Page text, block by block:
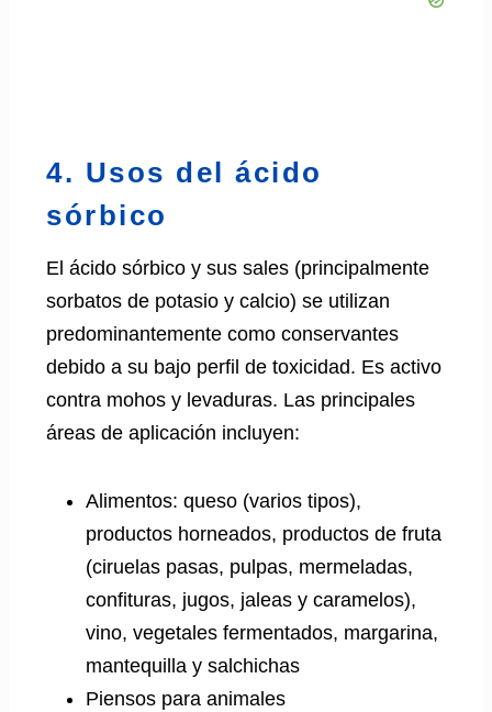
4. Usos del ácido
sórbico
El ácido sórbico y sus sales (principalmente
sorbatos de potasio y calcio) se utilizan
predominantemente como conservantes
debido a su bajo perfil de toxicidad. Es activo
contra mohos y levaduras. Las principales
áreas de aplicación incluyen:
Alimentos: queso (varios tipos),
productos horneados, productos de fruta
(ciruelas pasas, pulpas, mermeladas,
confituras, jugos, jaleas y caramelos),
vino, vegetales fermentados, margarina,
mantequilla y salchichas
Piensos para animales